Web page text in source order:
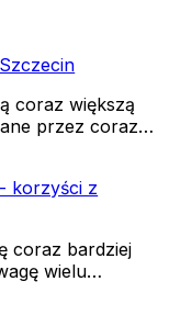
coraz większą
przez coraz…
korzyści z
coraz bardziej
wielu…